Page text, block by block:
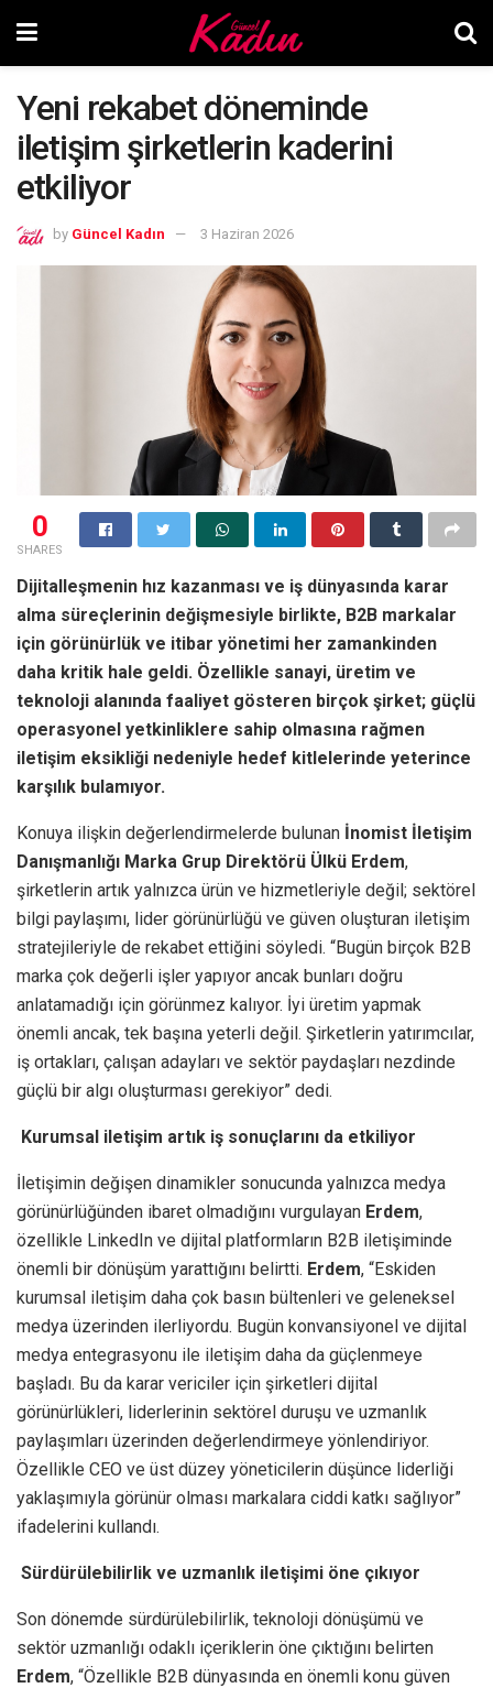
Yeni rekabet döneminde
iletişim şirketlerin kaderini
etkiliyor
by Güncel Kadın 3 Haziran 2026
0
SHARES
Dijitalleşmenin hız kazanması ve iş dünyasında karar
alma süreçlerinin değişmesiyle birlikte, B2B markalar
için görünürlük ve itibar yönetimi her zamankinden
daha kritik hale geldi. Özellikle sanayi, üretim ve
teknoloji alanında faaliyet gösteren birçok şirket; güçlü
operasyonel yetkinliklere sahip olmasına rağmen
iletişim eksikliği nedeniyle hedef kitlelerinde yeterince
karşılık bulamıyor.
Konuya ilişkin değerlendirmelerde bulunan İnomist İletişim
Danışmanlığı Marka Grup Direktörü Ülkü Erdem,
şirketlerin artık yalnızca ürün ve hizmetleriyle değil; sektörel
bilgi paylaşımı, lider görünürlüğü ve güven oluşturan iletişim
stratejileriyle de rekabet ettiğini söyledi. “Bugün birçok B2B
marka çok değerli işler yapıyor ancak bunları doğru
anlatamadığı için görünmez kalıyor. İyi üretim yapmak
önemli ancak, tek başına yeterli değil. Şirketlerin yatırımcılar,
iş ortakları, çalışan adayları ve sektör paydaşları nezdinde
güçlü bir algı oluşturması gerekiyor” dedi.
Kurumsal iletişim artık iş sonuçlarını da etkiliyor
İletişimin değişen dinamikler sonucunda yalnızca medya
görünürlüğünden ibaret olmadığını vurgulayan Erdem,
özellikle LinkedIn ve dijital platformların B2B iletişiminde
önemli bir dönüşüm yarattığını belirtti. Erdem, “Eskiden
kurumsal iletişim daha çok basın bültenleri ve geleneksel
medya üzerinden ilerliyordu. Bugün konvansiyonel ve dijital
medya entegrasyonu ile iletişim daha da güçlenmeye
başladı. Bu da karar vericiler için şirketleri dijital
görünürlükleri, liderlerinin sektörel duruşu ve uzmanlık
paylaşımları üzerinden değerlendirmeye yönlendiriyor.
Özellikle CEO ve üst düzey yöneticilerin düşünce liderliği
yaklaşımıyla görünür olması markalara ciddi katkı sağlıyor”
ifadelerini kullandı.
Sürdürülebilirlik ve uzmanlık iletişimi öne çıkıyor
Son dönemde sürdürülebilirlik, teknoloji dönüşümü ve
sektör uzmanlığı odaklı içeriklerin öne çıktığını belirten
Erdem, “Özellikle B2B dünyasında en önemli konu güven